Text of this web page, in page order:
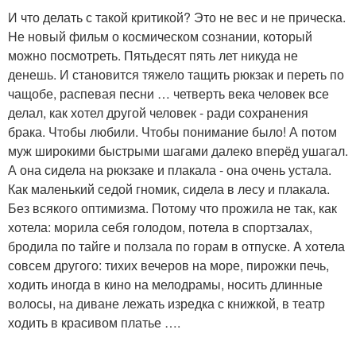
И что делать с такой критикой? Это не вес и не прическа.
Hе новый фильм о космическом сознании, который
можно посмотреть. Пятьдесят пять лет никуда не
денешь. И становится тяжело тащить рюкзак и переть по
чащобе, распевая песни … четверть века человек все
делал, как хотел другой человек - ради сохранения
брака. Чтобы любили. Чтобы понимание было! А потом
муж широкими быстрыми шагами далеко вперёд ушагал.
А она сидела на рюкзаке и плакала - она очень устала.
Как маленький седой гномик, сидела в лесу и плакала.
Без всякого оптимизма. Потому что прожила не так, как
хотела: морила себя голодом, потела в спортзалах,
бродила по тайге и ползала по горам в отпуске. A хотела
совсем другого: тихих вечеров на море, пирожки печь,
ходить иногда в кино на мелодрамы, носить длинные
волосы, на диване лежать изредка с книжкой, в театр
ходить в красивом платье ….